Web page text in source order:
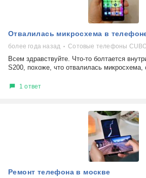
Отвалилась микросхема в
более года назад Сотовые телефоны
Всем здравствуйте. Что-то болтается
S200, похоже, что отвалилась микросхема,
1 ответ
Ремонт телефона в москве